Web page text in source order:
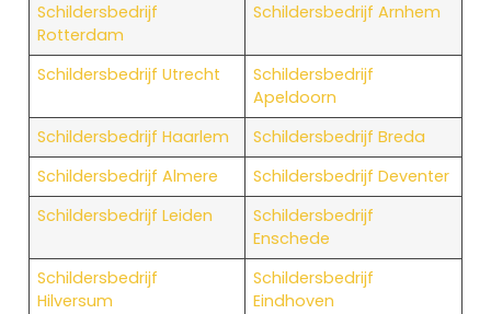
Schildersbedrijf
Rotterdam
Schildersbedrijf Arnhem
Schildersbedrijf Utrecht
Schildersbedrijf
Apeldoorn
Schildersbedrijf Haarlem
Schildersbedrijf Breda
Schildersbedrijf Almere
Schildersbedrijf Deventer
Schildersbedrijf Leiden
Schildersbedrijf
Enschede
Schildersbedrijf
Hilversum
Schildersbedrijf
Eindhoven